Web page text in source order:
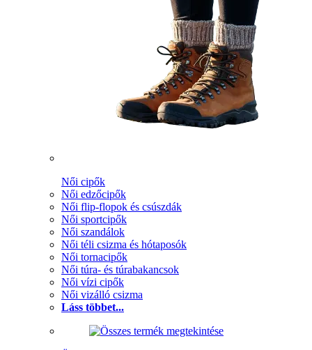
Női cipők
Női edzőcipők
Női flip-flopok és csúszdák
Női sportcipők
Női szandálok
Női téli csizma és hótaposók
Női tornacipők
Női túra- és túrabakancsok
Női vízi cipők
Női vizálló csizma
Láss többet...